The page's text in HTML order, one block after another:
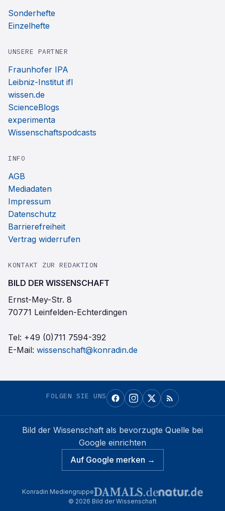
Sonderhefte
Einzelhefte
UNSERE PARTNER
Fraunhofer IPA
Leibniz-Institut ifl
wissen.de
ScienceBlogs
experimenta
Wissenschaftspodcasts
INFO
AGB
Mediadaten
Impressum
Datenschutz
Barrierefreiheit
Vertrag widerrufen
KONTAKT ZUR REDAKTION
BILD DER WISSENSCHAFT
Ernst-Mey-Str. 8
70771 Leinfelden-Echterdingen
Tel: +49 (0)711 7594-392
E-Mail: wissenschaft@konradin.de
FOLGEN SIE UNS
Bild der Wissenschaft als bevorzugte Quelle bei
Google einrichten
Auf Google merken →
Konradin Mediengruppe
© 2026 Bild der Wissenschaft